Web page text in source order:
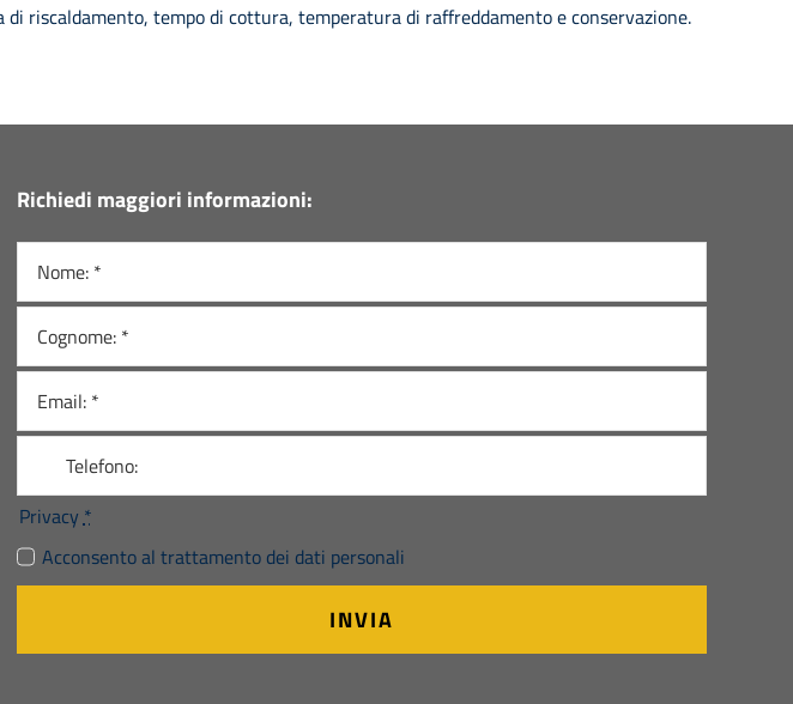
riscaldamento, tempo di cottura, temperatura di raffreddamento e conservazione.
Richiedi maggiori informazioni:
Privacy *
Acconsento al trattamento dei dati personali
INVIA